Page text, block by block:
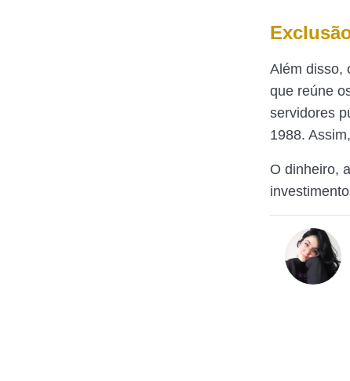
Além disso,
que reúne
servidores
1988.
O dinheiro,